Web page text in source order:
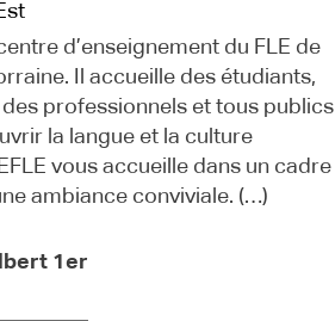
d’enseignement du FLE de
Il accueille des étudiants,
professionnels et tous publics
la langue et la culture
vous accueille dans un cadre
ambiance conviviale. (…)
1er